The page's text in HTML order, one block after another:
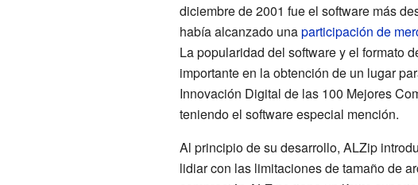
diciembre de 2001 fue el software más
había alcanzado unaparticipación de
La popularidad del software y el formato
importante en la obtención de un lugar
Innovación Digital de las 100 Mejores
teniendo el software especial mención.
Al principio de su desarrollo, ALZip
lidiar con las limitaciones de tamaño de